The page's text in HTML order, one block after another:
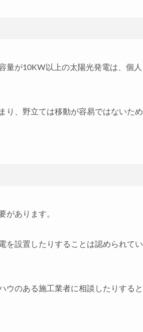
量が10KW以上の太陽光発電は、個人
り、野立ては移動が容易ではないため
があります。
を設置したりすることは認められてい
ウのある施工業者に相談したりすると